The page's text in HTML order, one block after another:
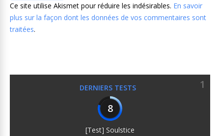
Ce site utilise Akismet pour réduire les indésirables. En savoir
plus sur la façon dont les données de vos commentaires sont
traitées.
DERNIERS TESTS
1
8
[Test] Soulstice